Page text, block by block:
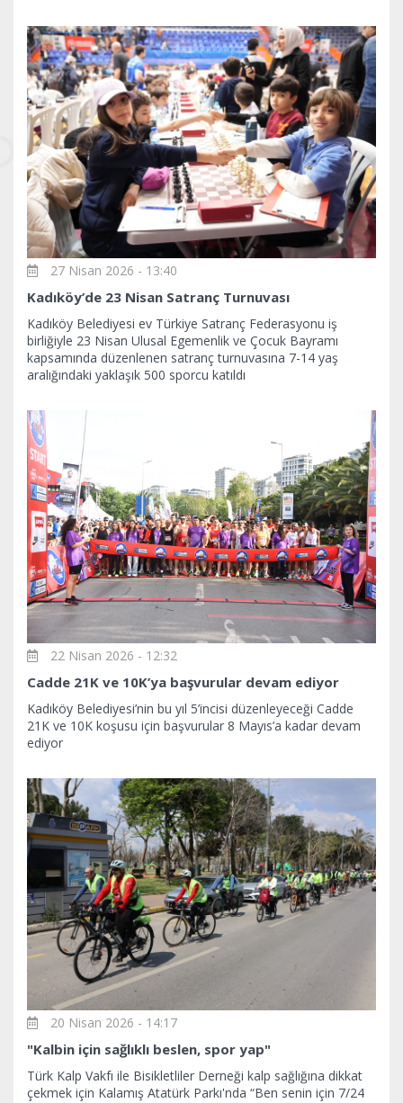
27 Nisan 2026 - 13:40
Kadıköy’de 23 Nisan Satranç Turnuvası
Kadıköy Belediyesi ev Türkiye Satranç Federasyonu iş
birliğiyle 23 Nisan Ulusal Egemenlik ve Çocuk Bayramı
kapsamında düzenlenen satranç turnuvasına 7-14 yaş
aralığındaki yaklaşık 500 sporcu katıldı
22 Nisan 2026 - 12:32
Cadde 21K ve 10K’ya başvurular devam ediyor
Kadıköy Belediyesi’nin bu yıl 5’incisi düzenleyeceği Cadde
21K ve 10K koşusu için başvurular 8 Mayıs’a kadar devam
ediyor
20 Nisan 2026 - 14:17
"Kalbin için sağlıklı beslen, spor yap"
Türk Kalp Vakfı ile Bisikletliler Derneği kalp sağlığına dikkat
çekmek için Kalamış Atatürk Parkı'nda “Ben senin için 7/24